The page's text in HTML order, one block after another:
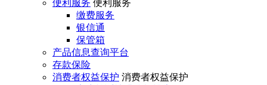
便利服务 便利服务
缴费服务
银信通
保管箱
产品信息查询平台
存款保险
消费者权益保护 消费者权益保护